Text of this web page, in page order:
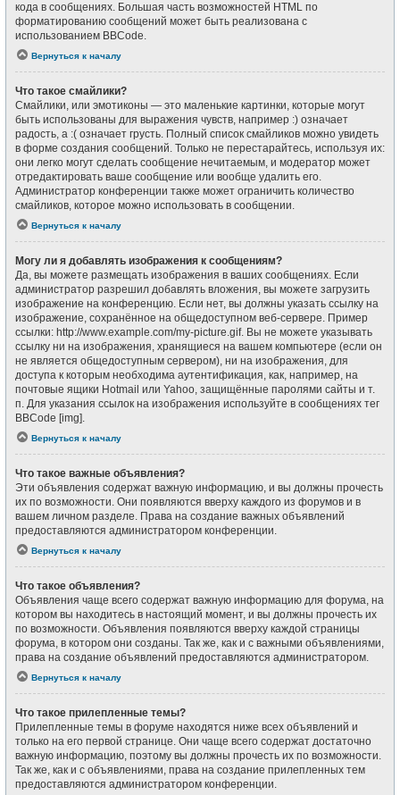
кода в сообщениях. Большая часть возможностей HTML по
форматированию сообщений может быть реализована с
использованием BBCode.
Вернуться к началу
Что такое смайлики?
Смайлики, или эмотиконы — это маленькие картинки, которые могут
быть использованы для выражения чувств, например :) означает
радость, а :( означает грусть. Полный список смайликов можно увидеть
в форме создания сообщений. Только не перестарайтесь, используя их:
они легко могут сделать сообщение нечитаемым, и модератор может
отредактировать ваше сообщение или вообще удалить его.
Администратор конференции также может ограничить количество
смайликов, которое можно использовать в сообщении.
Вернуться к началу
Могу ли я добавлять изображения к сообщениям?
Да, вы можете размещать изображения в ваших сообщениях. Если
администратор разрешил добавлять вложения, вы можете загрузить
изображение на конференцию. Если нет, вы должны указать ссылку на
изображение, сохранённое на общедоступном веб-сервере. Пример
ссылки: http://www.example.com/my-picture.gif. Вы не можете указывать
ссылку ни на изображения, хранящиеся на вашем компьютере (если он
не является общедоступным сервером), ни на изображения, для
доступа к которым необходима аутентификация, как, например, на
почтовые ящики Hotmail или Yahoo, защищённые паролями сайты и т.
п. Для указания ссылок на изображения используйте в сообщениях тег
BBCode [img].
Вернуться к началу
Что такое важные объявления?
Эти объявления содержат важную информацию, и вы должны прочесть
их по возможности. Они появляются вверху каждого из форумов и в
вашем личном разделе. Права на создание важных объявлений
предоставляются администратором конференции.
Вернуться к началу
Что такое объявления?
Объявления чаще всего содержат важную информацию для форума, на
котором вы находитесь в настоящий момент, и вы должны прочесть их
по возможности. Объявления появляются вверху каждой страницы
форума, в котором они созданы. Так же, как и с важными объявлениями,
права на создание объявлений предоставляются администратором.
Вернуться к началу
Что такое прилепленные темы?
Прилепленные темы в форуме находятся ниже всех объявлений и
только на его первой странице. Они чаще всего содержат достаточно
важную информацию, поэтому вы должны прочесть их по возможности.
Так же, как и с объявлениями, права на создание прилепленных тем
предоставляются администратором конференции.